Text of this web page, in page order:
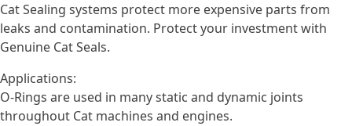
Cat Sealing systems protect more expensive parts from
leaks and contamination. Protect your investment with
Genuine Cat Seals.
Applications:
O-Rings are used in many static and dynamic joints
throughout Cat machines and engines.